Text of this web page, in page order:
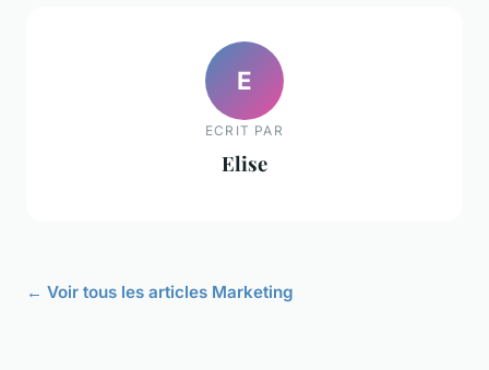
E
ECRIT PAR
Elise
← Voir tous les articles Marketing